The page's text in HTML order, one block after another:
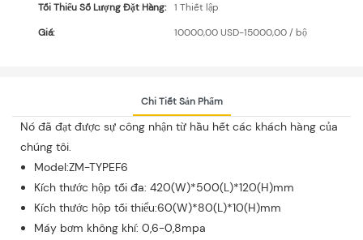
Tối Thiểu Số Lượng Đặt Hàng:
1 Thiết lập
Giá:
10000,00 USD-15000,00 / bộ
Chi Tiết Sản Phẩm
Nó đã đạt được sự công nhận từ hầu hết các khách hàng của
chúng tôi.
Model:ZM-TYPEF6
Kích thước hộp tối đa: 420(W)*500(L)*120(H)mm
Kích thước hộp tối thiểu:60(W)*80(L)*10(H)mm
Máy bơm không khí: 0,6-0,8mpa